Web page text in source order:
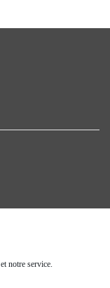
notre service.